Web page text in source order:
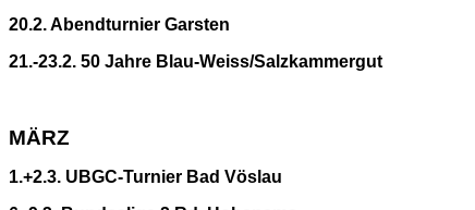
20.2. Abendturnier Garsten
21.-23.2. 50 Jahre Blau-Weiss/Salzkammergut
MÄRZ
1.+2.3. UBGC-Turnier Bad Vöslau